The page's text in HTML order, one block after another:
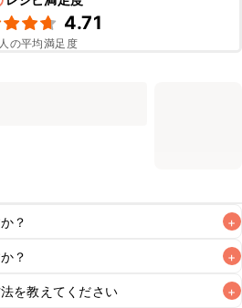
4.71
人の平均満足度
？ +
？ +
目安です。なるべくお早めにお召
を教えてください +